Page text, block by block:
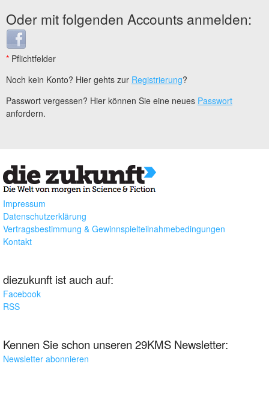
Oder mit folgenden Accounts anmelden:
Login with Facebook
* Pflichtfelder
Noch kein Konto? Hier gehts zur Registrierung?
Passwort vergessen? Hier können Sie eine neues Passwort
anfordern.
Impressum
Datenschutzerklärung
Vertragsbestimmung & Gewinnspielteilnahmebedingungen
Kontakt
diezukunft ist auch auf:
Facebook
RSS
Kennen Sie schon unseren 29KMS Newsletter:
Newsletter abonnieren